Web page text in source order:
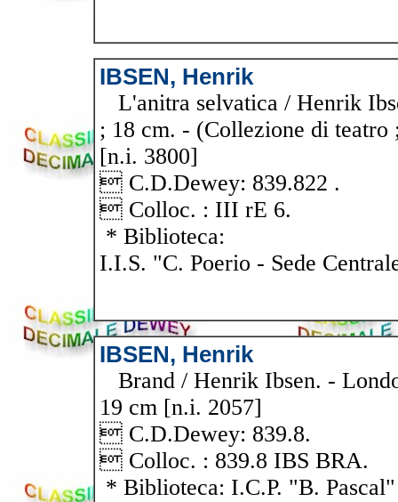
IBSEN, Henrik
L'anitra selvatica / Henrik
; 18 cm. - (Collezione di
[n.i. 3800]
 C.D.Dewey: 839.822 .
 Colloc. : III rE 6.
* Biblioteca:
I.I.S. "C. Poerio - Sede
IBSEN, Henrik
Brand / Henrik Ibsen. -
19 cm [n.i. 2057]
 C.D.Dewey: 839.8.
 Colloc. : 839.8 IBS BRA.
* Biblioteca: I.C.P. "B. Pascal"